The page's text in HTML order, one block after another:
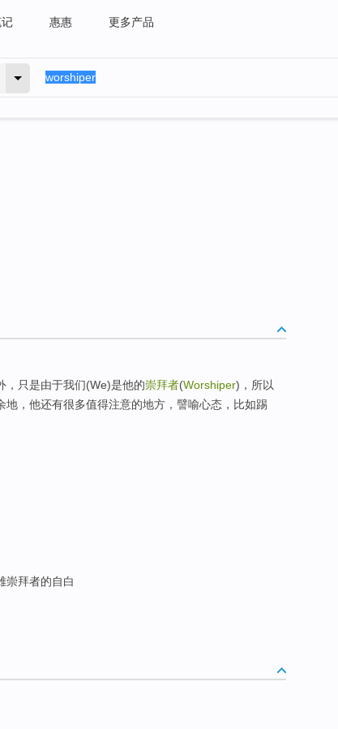
惠惠 更多产品
，只是由于我们(We)是他的崇拜者(Worshiper)，所以
，他还有很多值得注意的地方，譬喻心态，比如踢
崇拜者的自白